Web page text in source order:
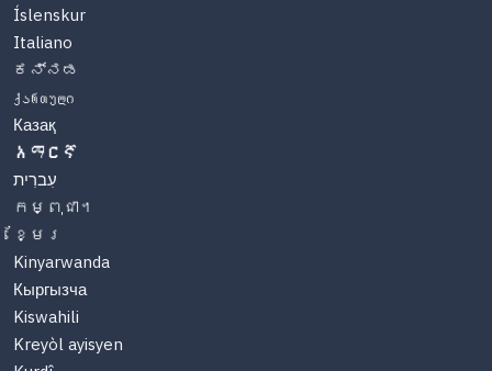
Íslenskur
Italiano
ಕನ್ನಡ
ქართული
Казақ
አማርኛ
עִברִית
កម្ពុជា។
ខ្មែរ
Kinyarwanda
Кыргызча
Kiswahili
Kreyòl ayisyen